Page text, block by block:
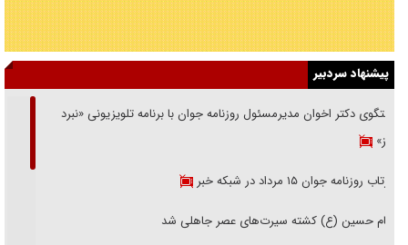
پیشنهاد سردبیر
گفتگوی دکتر اخوان مدیرمسئول روزنامه جوان با برنامه تلویزیونی «نبرد
هرمز»
بازتاب روزنامه جوان ۱۵ مرداد در شبکه خبر
امام حسین (ع) کشته سیرت‌های عصر جاهلی شد